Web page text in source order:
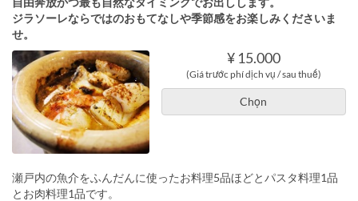
ジラソーレならではのおもてなしや季節感をお楽しみくださいま
せ。
¥ 15.000
(Giá trước phí dịch vụ / sau thuế)
Chọn
瀬戸内の魚介をふんだんに使ったお料理5品ほどとパスタ料理1品
とお肉料理1品です。